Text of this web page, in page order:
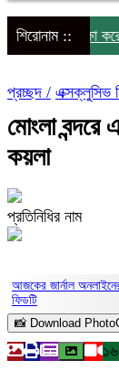
শিরোনাম ::
উপেক্ষা করে
প্রচ্ছদ / এক্সক্লুসিভ
মোংলা বন্দরে
কয়লা
প্রতিনিধির নাম
আজকের জার্নাল
ফিডটি
📸 Download